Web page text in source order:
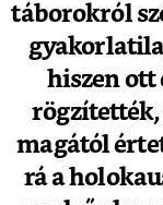
táborokról
hiszen ott
rögzítették,
magától
rá a